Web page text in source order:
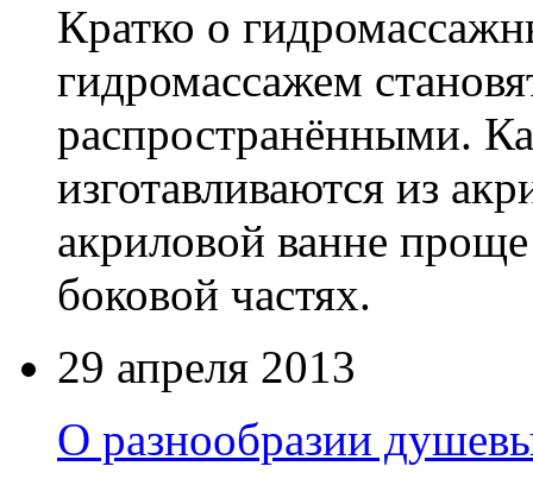
Кратко о
гидромассажем
распространёнными.
изготавливаются из
акриловой ванне
боковой частях.
29 апреля 2013
О разнообразии